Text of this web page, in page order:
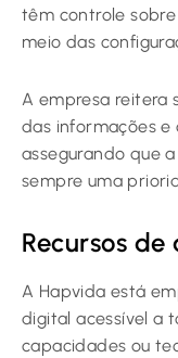
têm controle
meio das
A empresa reitera
das informações e
assegurando que
sempre uma
Recursos
A Hapvida está
digital acessível a
capacidades ou